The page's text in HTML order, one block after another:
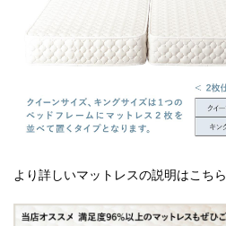
より詳しいマットレスの説明はこちら